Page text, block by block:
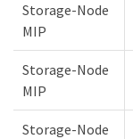
Storage-Node
MIP
Storage-Node
MIP
Storage-Node